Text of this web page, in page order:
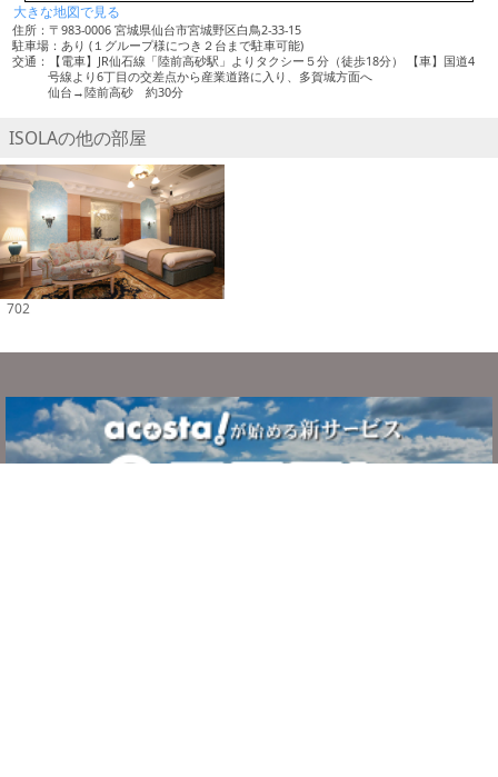
大きな地図で見る
住所：〒983-0006 宮城県仙台市宮城野区白鳥2-33-15
駐車場：あり (１グループ様につき２台まで駐車可能)
交通：【電車】JR仙石線「陸前高砂駅」よりタクシー５分（徒歩18分） 【車】国道4
号線より6丁目の交差点から産業道路に入り、多賀城方面へ
仙台→陸前高砂 約30分
ISOLAの他の部屋
702